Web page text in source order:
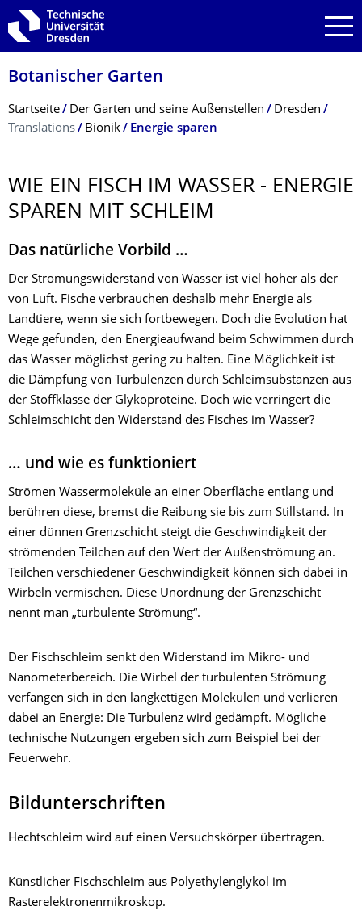
Zur Hauptnavigation springen
Zur Suche springen
Zum Inhalt springen
Botanischer Garten
Breadcrumb-Menü
Startseite Der Garten und seine Außenstellen
Dresden
Translations
Bionik Energie sparen
WIE EIN FISCH IM WASSER - ENERGIE
SPAREN MIT SCHLEIM
Das natürliche Vorbild …
Der Strömungswiderstand von Wasser ist viel höher als der
von Luft. Fische verbrauchen deshalb mehr Energie als
Landtiere, wenn sie sich fortbewegen. Doch die Evolution hat
Wege gefunden, den Energieaufwand beim Schwimmen durch
das Wasser möglichst gering zu halten. Eine Möglichkeit ist
die Dämpfung von Turbulenzen durch Schleimsubstanzen aus
der Stoffklasse der Glykoproteine. Doch wie verringert die
Schleimschicht den Widerstand des Fisches im Wasser?
… und wie es funktioniert
Strömen Wassermoleküle an einer Oberfläche entlang und
berühren diese, bremst die Reibung sie bis zum Stillstand. In
einer dünnen Grenzschicht steigt die Geschwindigkeit der
strömenden Teilchen auf den Wert der Außenströmung an.
Teilchen verschiedener Geschwindigkeit können sich dabei in
Wirbeln vermischen. Diese Unordnung der Grenzschicht
nennt man „turbulente Strömung“.
Der Fischschleim senkt den Widerstand im Mikro- und
Nanometerbereich. Die Wirbel der turbulenten Strömung
verfangen sich in den langkettigen Molekülen und verlieren
dabei an Energie: Die Turbulenz wird gedämpft. Mögliche
technische Nutzungen ergeben sich zum Beispiel bei der
Feuerwehr.
Bildunterschriften
Hechtschleim wird auf einen Versuchskörper übertragen.
Künstlicher Fischschleim aus Polyethylenglykol im
Rasterelektronenmikroskop.